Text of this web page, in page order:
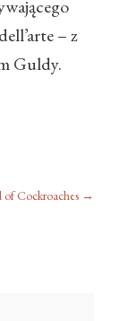
– z
Guldy.
Cockroaches →